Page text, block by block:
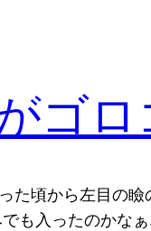
ゴロ
た頃から左目の
も入ったのかな